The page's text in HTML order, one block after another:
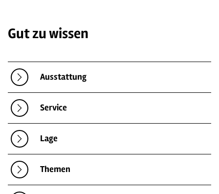
Gut zu wissen
Ausstattung
Service
Lage
Themen